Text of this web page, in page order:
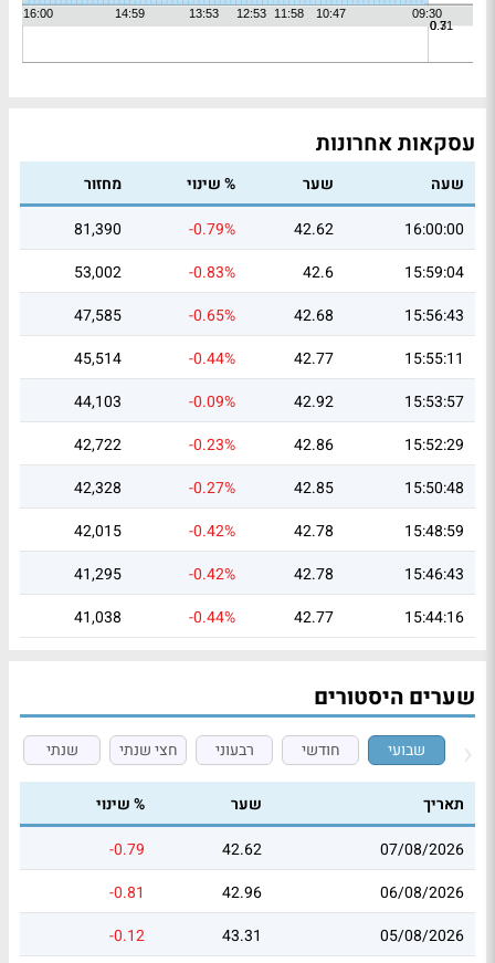
עסקאות אחרונות
שעה שער % שינוי
מחזור
16:00:00
42.62
-0.79%
81,390
15:59:04
42.6
-0.83%
53,002
15:56:43
42.68
-0.65%
47,585
15:55:11
42.77
-0.44%
45,514
15:53:57
42.92
-0.09%
44,103
15:52:29
42.86
-0.23%
42,722
15:50:48
42.85
-0.27%
42,328
15:48:59
42.78
-0.42%
42,015
15:46:43
42.78
-0.42%
41,295
15:44:16
42.77
-0.44%
41,038
שערים היסטורים
שבועי חודשי רבעוני חצי שנתי שנתי
תאריך שער
% שינוי
07/08/2026
42.62
-0.79
06/08/2026
42.96
-0.81
05/08/2026
43.31
-0.12